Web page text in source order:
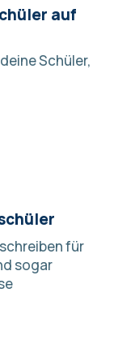
auf
Schüler,
für
sogar